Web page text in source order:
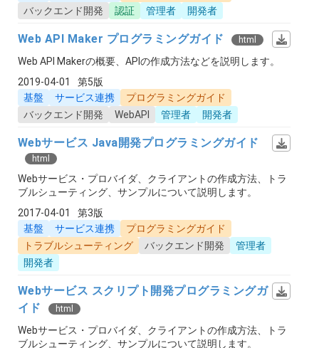
バックエンド開発
認証 管理者 開発者
Web API Maker プログラミングガイド html
Web API Makerの概要、APIの作成方法などを説明します。
2019-04-01
第5版
基盤
サービス連携
プログラミングガイド
バックエンド開発
WebAPI 管理者 開発者
Webサービス Java開発プログラミングガイド
html
Webサービス・プロバイダ、クライアントの作成方法、トラ
ブルシューティング、サンプルについて説明します。
2017-04-01
第3版
基盤
サービス連携
プログラミングガイド
トラブルシューティング
バックエンド開発
管理者
開発者
Webサービス スクリプト開発プログラミングガ
イド
html
Webサービス・プロバイダ、クライアントの作成方法、トラ
ブルシューティング、サンプルについて説明します。